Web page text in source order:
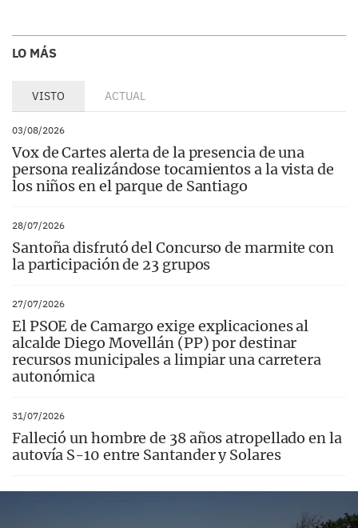
LO MÁS
VISTO ACTUAL
03/08/2026
Vox de Cartes alerta de la presencia de una
persona realizándose tocamientos a la vista de
los niños en el parque de Santiago
28/07/2026
Santoña disfrutó del Concurso de marmite con
la participación de 23 grupos
27/07/2026
El PSOE de Camargo exige explicaciones al
alcalde Diego Movellán (PP) por destinar
recursos municipales a limpiar una carretera
autonómica
31/07/2026
Falleció un hombre de 38 años atropellado en la
autovía S-10 entre Santander y Solares